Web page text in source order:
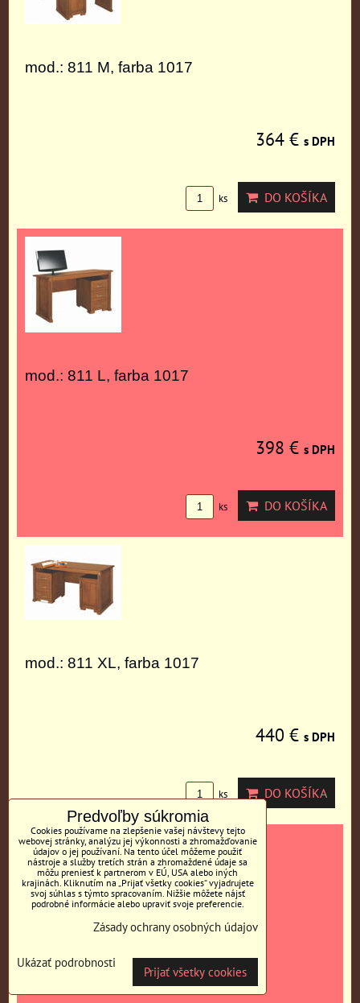
mod.: 811 M, farba 1017
364 € s DPH
ks DO KOŠÍKA
mod.: 811 L, farba 1017
398 € s DPH
ks DO KOŠÍKA
mod.: 811 XL, farba 1017
440 € s DPH
ks DO KOŠÍKA
mod.: 800, farba biela patyna
Predvoľby súkromia
Cookies používame na zlepšenie vašej návštevy tejto
webovej stránky, analýzu jej výkonnosti a zhromažďovanie
údajov o jej používaní. Na tento účel môžeme použiť
nástroje a služby tretích strán a zhromaždené údaje sa
môžu preniesť k partnerom v EÚ, USA alebo iných
krajinách. Kliknutím na „Prijať všetky cookies“ vyjadrujete
svoj súhlas s týmto spracovaním. Nižšie môžete nájsť
podrobné informácie alebo upraviť svoje preferencie.
Zásady ochrany osobných údajov
Ukázať podrobnosti
Prijať všetky cookies